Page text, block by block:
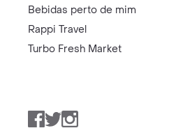
Bebidas perto de mim
Rappi Travel
Turbo Fresh Market
Facebook
TwitterInstagram